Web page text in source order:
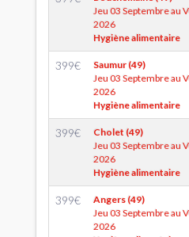
Jeu 03 Septembre au
2026
Hygiène alimentaire
399€
Saumur (49)
Jeu 03 Septembre au
2026
Hygiène alimentaire
399€
Cholet (49)
Jeu 03 Septembre au
2026
Hygiène alimentaire
399€
Angers (49)
Jeu 03 Septembre au
2026